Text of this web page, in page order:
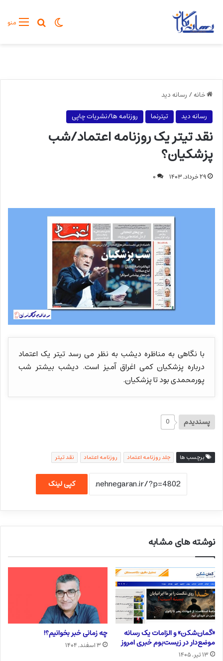
منوجستجو
تغییر پوسته
خانه/ رسانه دید
رسانه دید
تیترنما روزنامه ها/نشریات چاپی
نقد تیتر یک روزنامه اعتماد/شب
پزشکیان؟
۲۹ خرداد, ۱۴۰۳ ۰
با نگاهی به مناظره دیشب به نظر می رسد تیتر یک اعتماد
درباره پزشکیان کمی اغراق آمیز است. دیشب بیشتر شب
پورمحمدی بود تا پزشکیان.
پسندیدم 0
برچسب ها جلد روزنامه اعتماد روزنامه اعتماد نقد تیتر
کپی لینک
نوشته های مشابه
«گمان‌شکن» و الزامات یک رسانه
موضع‌دار در زیست‌بوم خبری امروز
۱۳ تیر, ۱۴۰۵
چه زمانی خبر بخوانیم؟!
۳ اسفند, ۱۴۰۴